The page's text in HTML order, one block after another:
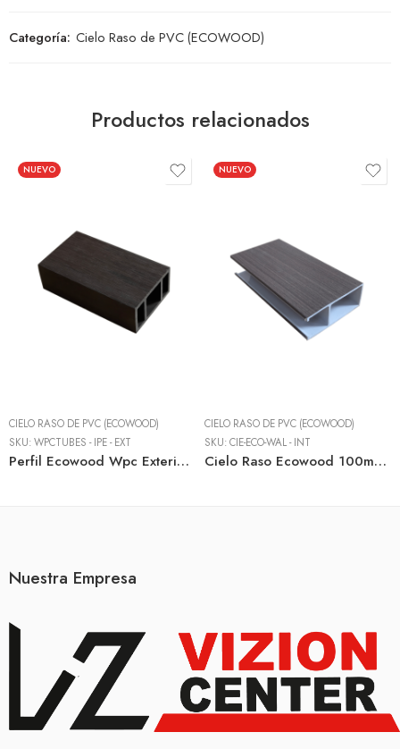
Categoría: Cielo Raso de PVC (ECOWOOD)
Productos relacionados
NUEVO
CIELO RASO DE PVC (ECOWOOD)
SKU:WPCTUBES - IPE - EXT
Perfil Ecowood Wpc Exterior 50mm X 100 Mm X 2900 Mm Ipe – Cielo Raso Exterior
NUEVO
CIELO RASO DE PVC (ECOWOOD)
SKU:CIE-ECO-WAL - INT
Cielo Raso Ecowood 100mm X 40mm X 2900mm Wood 07 – Cielo Raso Interior
Nuestra Empresa